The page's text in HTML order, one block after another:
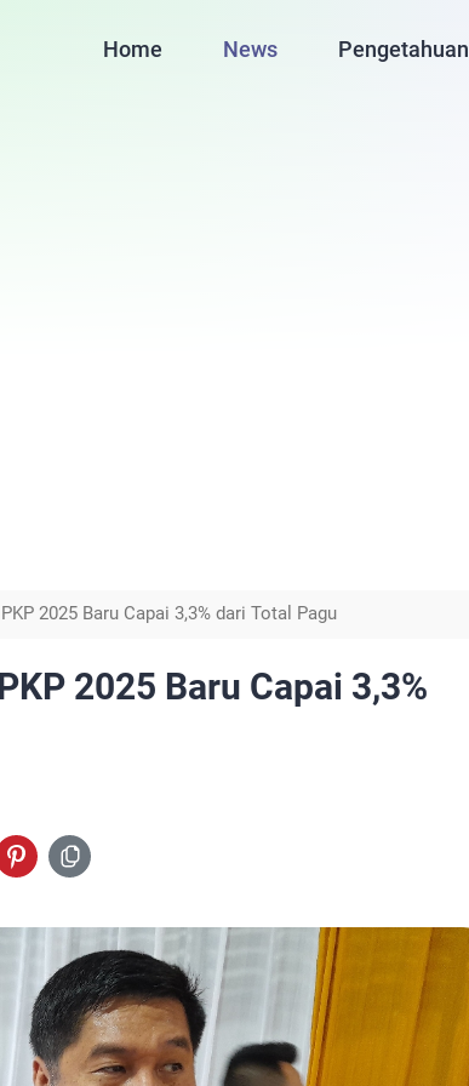
Home News Pengetahuan
2025 Baru Capai 3,3% dari Total Pagu
2025 Baru Capai 3,3%